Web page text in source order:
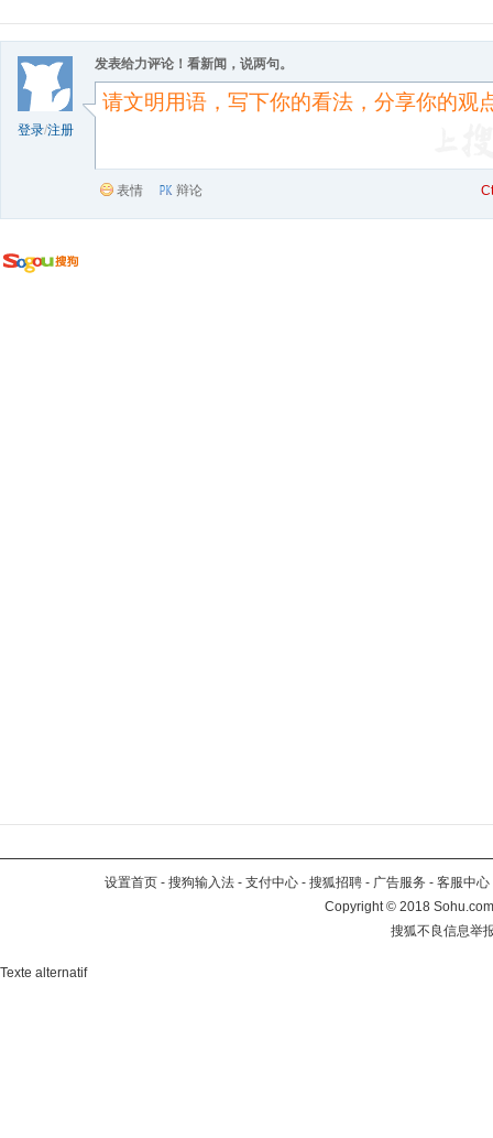
登录/注册
发表给力评论！看新闻，说两句。
表情 辩论
设置首页 - 搜狗输入法 - 支付中心 - 搜狐招聘 - 广告服务 - 客服中心
Copyright©2018
搜狐不良信息举
Texte alternatif